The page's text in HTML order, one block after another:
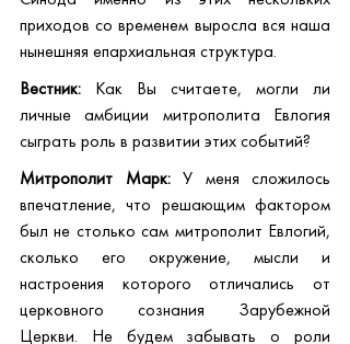
приходов со временем выросла вся наша
нынешняя епархиальная структура.
Вестник: Как Вы считаете, могли ли
личные амбиции митрополита Евлогия
сыграть роль в развитии этих событий?
Митрополит Марк: У меня сложилось
впечатление, что решающим фактором
был не столько сам митрополит Евлогий,
сколько его окружение, мысли и
настроения которого отличались от
церковного сознания Зарубежной
Церкви. Не будем забывать о роли